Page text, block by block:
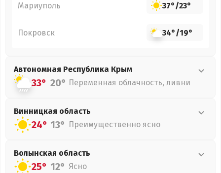
Мариуполь 37°/23°
Покровск 34°/19°
Автономная Республика Крым
33° 20° Переменная облачность, ливни
Винницкая область
24° 13° Преимущественно ясно
Волынская область
25° 12° Ясно